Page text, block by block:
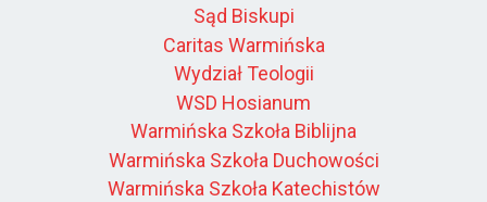
Sąd Biskupi
Caritas Warmińska
Wydział Teologii
WSD Hosianum
Warmińska Szkoła Biblijna
Warmińska Szkoła Duchowości
Warmińska Szkoła Katechistów